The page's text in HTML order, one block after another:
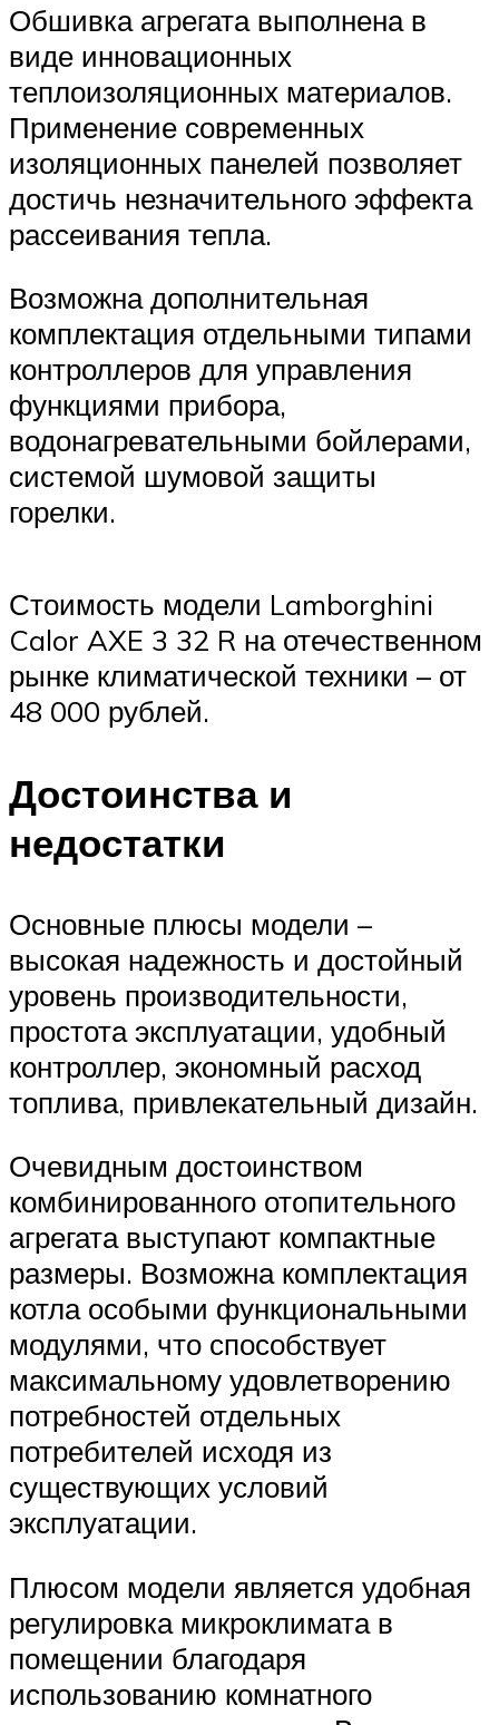
Обшивка агрегата выполнена в
виде инновационных
теплоизоляционных материалов.
Применение современных
изоляционных панелей позволяет
достичь незначительного эффекта
рассеивания тепла.
Возможна дополнительная
комплектация отдельными типами
контроллеров для управления
функциями прибора,
водонагревательными бойлерами,
системой шумовой защиты
горелки.
Стоимость модели Lamborghini
Calor AXE 3 32 R на отечественном
рынке климатической техники – от
48 000 рублей.
Достоинства и
недостатки
Основные плюсы модели –
высокая надежность и достойный
уровень производительности,
простота эксплуатации, удобный
контроллер, экономный расход
топлива, привлекательный дизайн.
Очевидным достоинством
комбинированного отопительного
агрегата выступают компактные
размеры. Возможна комплектация
котла особыми функциональными
модулями, что способствует
максимальному удовлетворению
потребностей отдельных
потребителей исходя из
существующих условий
эксплуатации.
Плюсом модели является удобная
регулировка микроклимата в
помещении благодаря
использованию комнатного